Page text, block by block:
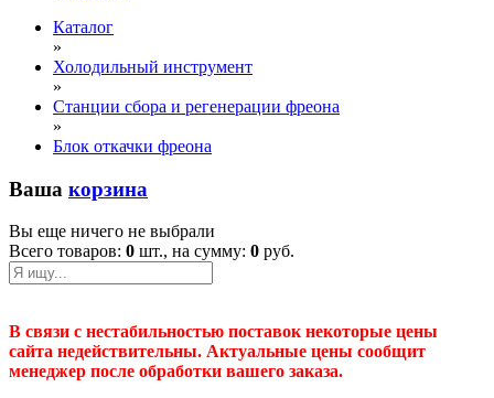
Каталог
»
Холодильный инструмент
»
Станции сбора и регенерации фреона
»
Блок откачки фреона
Ваша корзина
Вы еще ничего не выбрали
Всего товаров: 0 шт., на сумму: 0 руб.
В связи с нестабильностью поставок некоторые цены
сайта недействительны. Актуальные цены сообщит
менеджер после обработки вашего заказа.